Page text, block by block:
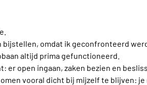
omdat ik geconfronteerd
altijd prima gefunctioneerd.
open ingaan, zaken bezien en
vooral dicht bij mijzelf te blijven: